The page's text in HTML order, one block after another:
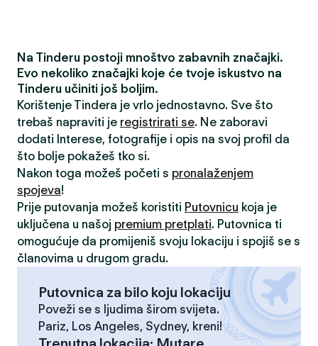
Na Tinderu postoji mnoštvo zabavnih značajki.
Evo nekoliko značajki koje će tvoje iskustvo na
Tinderu učiniti još boljim.
Korištenje Tindera je vrlo jednostavno. Sve što
trebaš napraviti je registrirati se. Ne zaboravi
dodati Interese, fotografije i opis na svoj profil da
što bolje pokažeš tko si.
Nakon toga možeš početi s pronalaženjem
spojeva!
Prije putovanja možeš koristiti Putovnicu koja je
uključena u našoj premium pretplati. Putovnica ti
omogućuje da promijeniš svoju lokaciju i spojiš se s
članovima u drugom gradu.
Putovnica za bilo koju lokaciju
Poveži se s ljudima širom svijeta.
Pariz, Los Angeles, Sydney, kreni!